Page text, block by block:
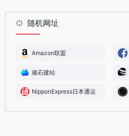
随机网址
Amazon联盟
顽石建站
NipponExpress日本通运